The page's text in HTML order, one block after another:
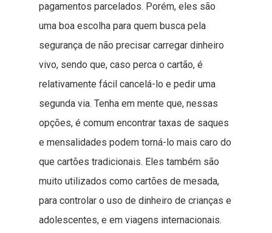
pagamentos parcelados. Porém, eles são
uma boa escolha para quem busca pela
segurança de não precisar carregar dinheiro
vivo, sendo que, caso perca o cartão, é
relativamente fácil cancelá-lo e pedir uma
segunda via. Tenha em mente que, nessas
opções, é comum encontrar taxas de saques
e mensalidades podem torná-lo mais caro do
que cartões tradicionais. Eles também são
muito utilizados como cartões de mesada,
para controlar o uso de dinheiro de crianças e
adolescentes, e em viagens internacionais.